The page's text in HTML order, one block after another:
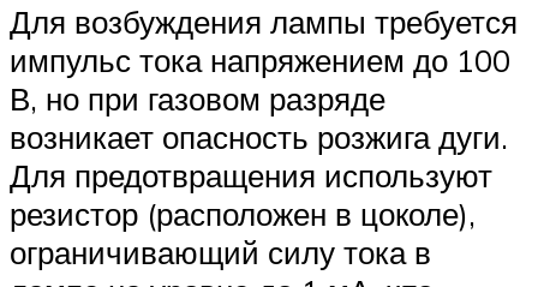
Для возбуждения лампы требуется
импульс тока напряжением до 100
В, но при газовом разряде
возникает опасность розжига дуги.
Для предотвращения используют
резистор (расположен в цоколе),
ограничивающий силу тока в